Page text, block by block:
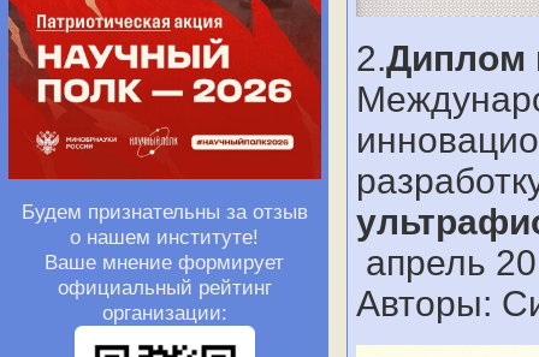
Будем признательны за отзыв
о нашем институте!
Ваше мнение формирует
официальный рейтинг
организации:
2.Диплом
апрель
Авторы: